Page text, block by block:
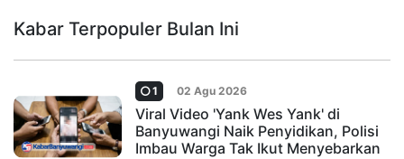
Kabar Terpopuler Bulan Ini
1 02 Agu 2026
Viral Video 'Yank Wes Yank' di
Banyuwangi Naik Penyidikan, Polisi
Imbau Warga Tak Ikut Menyebarkan